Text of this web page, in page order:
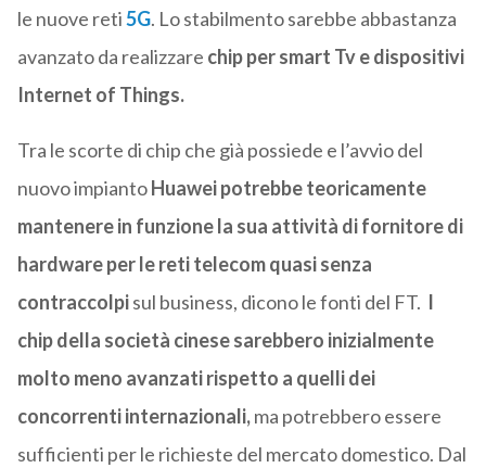
le nuove reti5G. Lo stabilmento sarebbe abbastanza
avanzato da realizzare chip per smart Tv e dispositivi
Internet of Things.
Tra le scorte di chip che già possiede e l’avvio del
nuovo impiantoHuawei potrebbe teoricamente
mantenere in funzione la sua attività di fornitore di
hardware per le reti telecom quasi senza
contraccolpisul business, dicono le fonti del FT. I
chip della società cinese sarebbero inizialmente
molto meno avanzati rispetto a quelli dei
concorrenti internazionali,ma potrebbero essere
sufficienti per le richieste del mercato domestico. Dal